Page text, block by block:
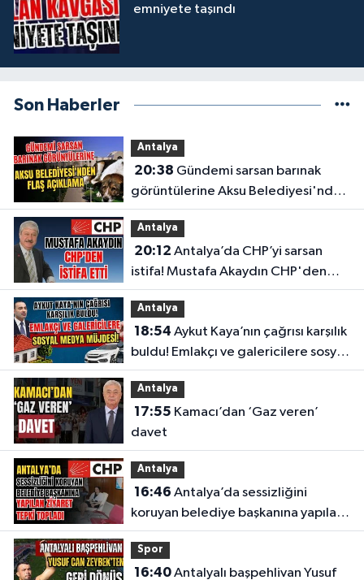
emniyete taşındı
Son Haberler
Antalya
20:38
görüntülerine Aksu Belediyesi'nden
flaş açıklama
Antalya
20:12
istifa! Mustafa Akaydın CHP'den
istifa etti
Antalya
18:54
buldu! Emlakçı ve galericilere sosyal
medya müjdesi
Antalya
17:55
davet
Antalya
16:46
koruyan belediye başkanına yapılan
ziyaret tepki topladı
Spor
16:40Antalyalı başpehlivan Yusuf